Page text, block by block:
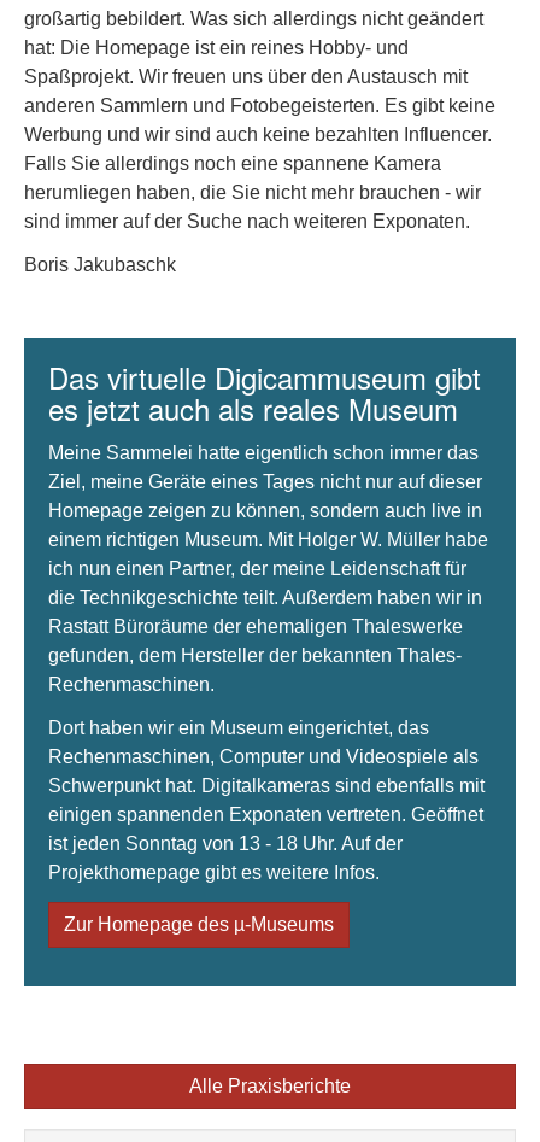
großartig bebildert. Was sich allerdings nicht geändert
hat: Die Homepage ist ein reines Hobby- und
Spaßprojekt. Wir freuen uns über den Austausch mit
anderen Sammlern und Fotobegeisterten. Es gibt keine
Werbung und wir sind auch keine bezahlten Influencer.
Falls Sie allerdings noch eine spannene Kamera
herumliegen haben, die Sie nicht mehr brauchen - wir
sind immer auf der Suche nach weiteren Exponaten.
Boris Jakubaschk
Das virtuelle Digicammuseum gibt
es jetzt auch als reales Museum
Meine Sammelei hatte eigentlich schon immer das
Ziel, meine Geräte eines Tages nicht nur auf dieser
Homepage zeigen zu können, sondern auch live in
einem richtigen Museum. Mit Holger W. Müller habe
ich nun einen Partner, der meine Leidenschaft für
die Technikgeschichte teilt. Außerdem haben wir in
Rastatt Büroräume der ehemaligen Thaleswerke
gefunden, dem Hersteller der bekannten Thales-
Rechenmaschinen.
Dort haben wir ein Museum eingerichtet, das
Rechenmaschinen, Computer und Videospiele als
Schwerpunkt hat. Digitalkameras sind ebenfalls mit
einigen spannenden Exponaten vertreten. Geöffnet
ist jeden Sonntag von 13 - 18 Uhr. Auf der
Projekthomepage gibt es weitere Infos.
Zur Homepage des µ-Museums
Alle Praxisberichte